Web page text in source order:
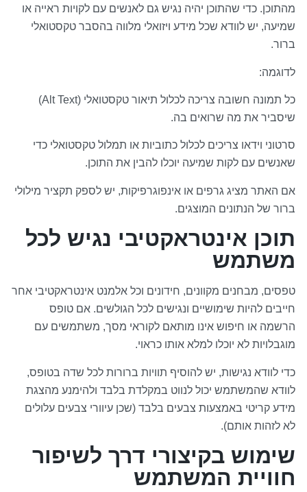
מהתוכן. כדי שהתוכן יהיה נגיש גם לאנשים עם לקויות ראייה או
שמיעה, יש לוודא שכל מידע ויזואלי מלווה בהסבר טקסטואלי
ברור.
לדוגמה:
כל תמונה חשובה צריכה לכלול תיאור טקסטואלי (Alt Text)
שיסביר את מה שרואים בה.
סרטוני וידאו צריכים לכלול כתוביות או תמלול טקסטואלי כדי
שאנשים עם לקות שמיעה יוכלו להבין את התוכן.
אם האתר מציג גרפים או אינפוגרפיקות, יש לספק תקציר מילולי
ברור של הנתונים המוצגים.
תוכן אינטראקטיבי נגיש לכל
משתמש
טפסים, מבחנים מקוונים, חידונים וכל אלמנט אינטראקטיבי אחר
חייבים להיות שימושיים ונגישים לכל הגולשים. אם טופס
הרשמה או חיפוש אינו מותאם לקוראי מסך, משתמשים עם
מוגבלויות לא יוכלו למלא אותו כראוי.
כדי לוודא נגישות, יש להוסיף תוויות ברורות לכל שדה בטופס,
לוודא שהמשתמש יכול לנווט במקלדת בלבד ולהימנע מהצגת
מידע קריטי באמצעות צבעים בלבד (שכן עיוורי צבעים עלולים
לא לזהות אותם).
שימוש בקיצורי דרך לשיפור
חוויית המשתמש